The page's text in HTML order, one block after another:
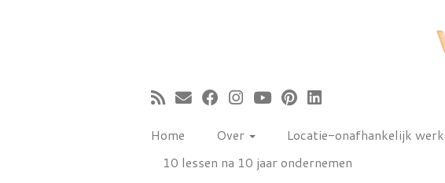
Home Over Locatie-onafhankelijk
10 lessen na 10 jaar ondernemen